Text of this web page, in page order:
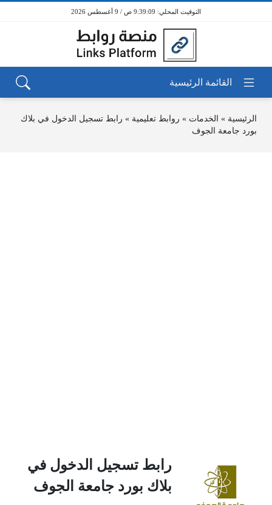
9:39:09 ص / 9 أغسطس 2026
الرئيسية » الخدمات » روابط تعليمية » رابط تسجيل الدخول في بلاك
بورد جامعة الجوف
رابط تسجيل الدخول في
بلاك بورد جامعة الجوف